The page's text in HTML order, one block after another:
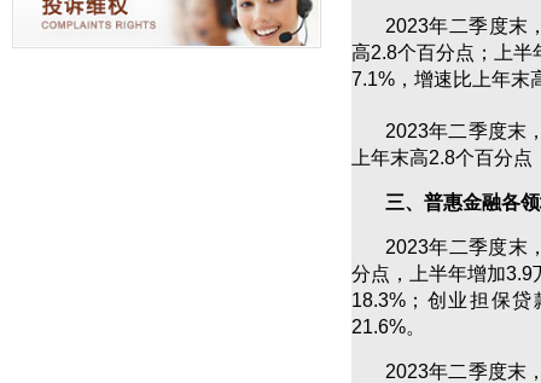
2023年二季度末
高2.8个百分点；上半
7.1%，增速比上年末
2023年二季度末
上年末高2.8个百分
三、普惠金融各
2023年二季度末
分点，上半年增加3.9
18.3%；创业担保
21.6%。
2023年二季度末